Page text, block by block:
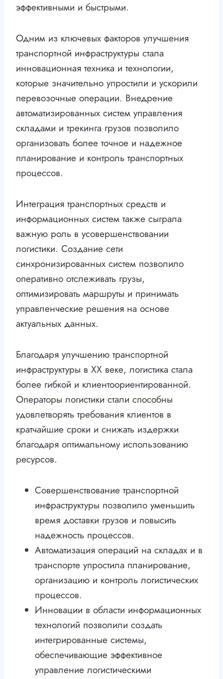
эффективными и быстрыми.
Одним из ключевых факторов улучшения
транспортной инфраструктуры стала
инновационная техника и технологии,
которые значительно упростили и ускорили
перевозочные операции. Внедрение
автоматизированных систем управления
складами и трекинга грузов позволило
организовать более точное и надежное
планирование и контроль транспортных
процессов.
Интеграция транспортных средств и
информационных систем также сыграла
важную роль в усовершенствовании
логистики. Создание сети
синхронизированных систем позволило
оперативно отслеживать грузы,
оптимизировать маршруты и принимать
управленческие решения на основе
актуальных данных.
Благодаря улучшению транспортной
инфраструктуры в XX веке, логистика стала
более гибкой и клиентоориентированной.
Операторы логистики стали способны
удовлетворять требования клиентов в
кратчайшие сроки и снижать издержки
благодаря оптимальному использованию
ресурсов.
Совершенствование транспортной
инфраструктуры позволило уменьшить
время доставки грузов и повысить
надежность процессов.
Автоматизация операций на складах и в
транспорте упростила планирование,
организацию и контроль логистических
процессов.
Инновации в области информационных
технологий позволили создать
интегрированные системы,
обеспечивающие эффективное
управление логистическими